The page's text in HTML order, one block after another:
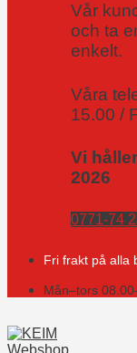
Vår
och ta
enkelt.
Våra
15.00 /
Vi
2026
0771-74
Fri frakt på alla
Mån–tors